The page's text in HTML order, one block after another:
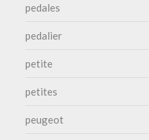
pedales
pedalier
petite
petites
peugeot